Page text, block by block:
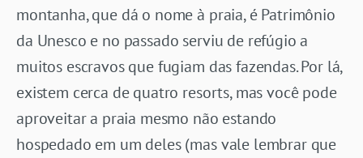
montanha, que dá o nome à praia, é Patrimônio
da Unesco e no passado serviu de refúgio a
muitos escravos que fugiam das fazendas. Por lá,
existem cerca de quatro resorts, mas você pode
aproveitar a praia mesmo não estando
hospedado em um deles (mas vale lembrar que